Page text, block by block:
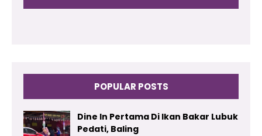
POPULAR POSTS
Dine In Pertama Di Ikan Bakar Lubuk
Pedati, Baling